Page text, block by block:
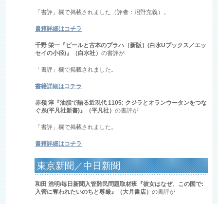
「書評」欄で掲載されました（評者：沼野充義）。
書籍詳細はコチラ
千野 栄一『ビールと古本のプラハ［新版］(白水Uブックス／エッ
セイの小径)』（白水社）の書評が
「書評」欄で掲載されました。
書籍詳細はコチラ
赤嶺 淳『油脂で語る近現代 1105: クジラとオランウータンをつな
ぐ糸(平凡社新書)』（平凡社）の書評が
「書評」欄で掲載されました。
書籍詳細はコチラ
東京新聞／中日新聞
和田 浩明/毎日新聞入管難民問題取材班『彼女はなぜ、この国で:
入管に奪われたいのちと尊厳』（大月書店）の書評が